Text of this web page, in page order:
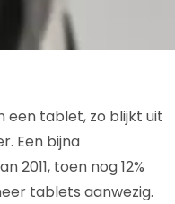
een tablet, zo blijkt uit
Een bijna
2011, toen nog 12%
tablets aanwezig.